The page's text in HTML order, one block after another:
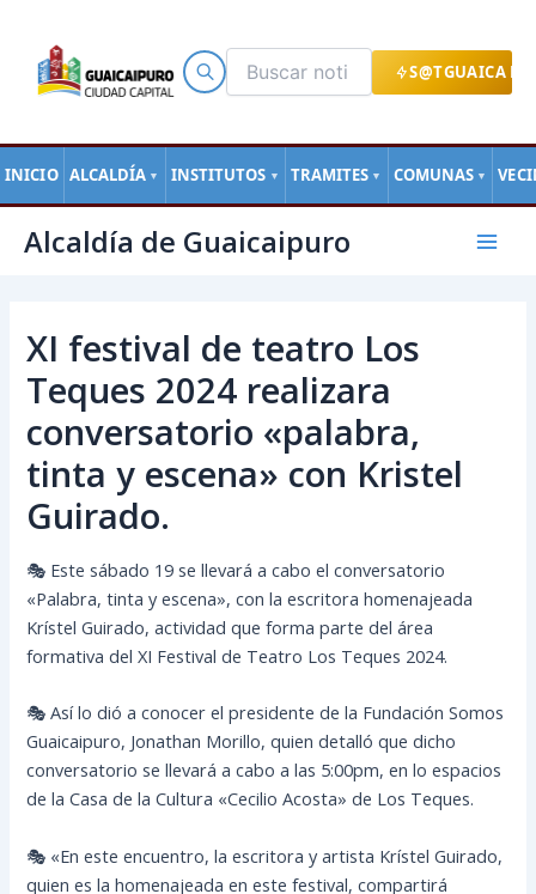
S@TGUAICA
INICIO ALCALDÍA ▼ INSTITUTOS ▼ TRAMITES ▼ COMUNAS ▼
contenido
Alcaldía de Guaicaipuro
Main
XI festival de teatro Los
Teques 2024 realizara
conversatorio «palabra,
tinta y escena» con Kristel
Guirado.
🎭 Este sábado 19 se llevará a cabo el conversatorio
«Palabra, tinta y escena», con la escritora homenajeada
Krístel Guirado, actividad que forma parte del área
formativa del XI Festival de Teatro Los Teques 2024.
🎭 Así lo dió a conocer el presidente de la Fundación Somos
Guaicaipuro, Jonathan Morillo, quien detalló que dicho
conversatorio se llevará a cabo a las 5:00pm, en lo espacios
de la Casa de la Cultura «Cecilio Acosta» de Los Teques.
🎭 «En este encuentro, la escritora y artista Krístel Guirado,
quien es la homenajeada en este festival, compartirá
de